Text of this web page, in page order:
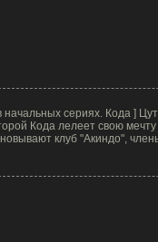
сериях. Кода ]
Кода лелеет свою
клуб "Акиндо",